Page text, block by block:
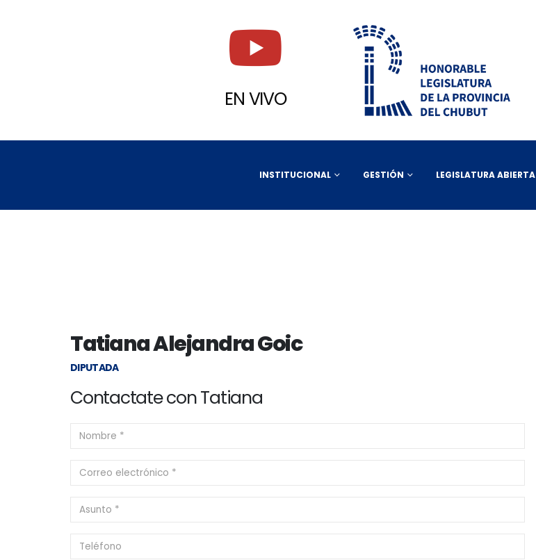
EN VIVO
INSTITUCIONAL GESTIÓN LEGISLATURA ABIERTA
Tatiana Alejandra Goic
DIPUTADA
Contactate con Tatiana